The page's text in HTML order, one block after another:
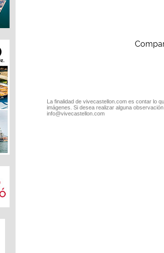
La finalidad de vivecastellon.com es contar lo
imágenes. Si desea realizar alguna
info@vivecastellon.com